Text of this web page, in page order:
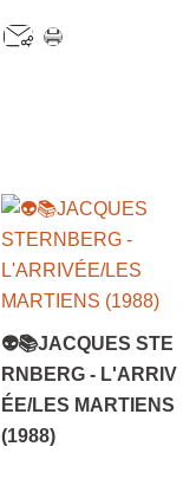
👽📚JACQUES STE
RNBERG - L'ARRIV
ÉE/LES MARTIENS
(1988)